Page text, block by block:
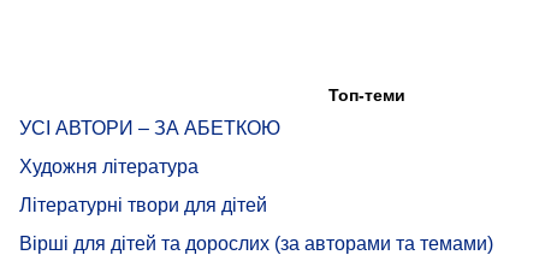
Топ-теми
УСІ АВТОРИ – ЗА АБЕТКОЮ
Художня література
Літературні твори для дітей
Вірші для дітей та дорослих (за авторами та темами)